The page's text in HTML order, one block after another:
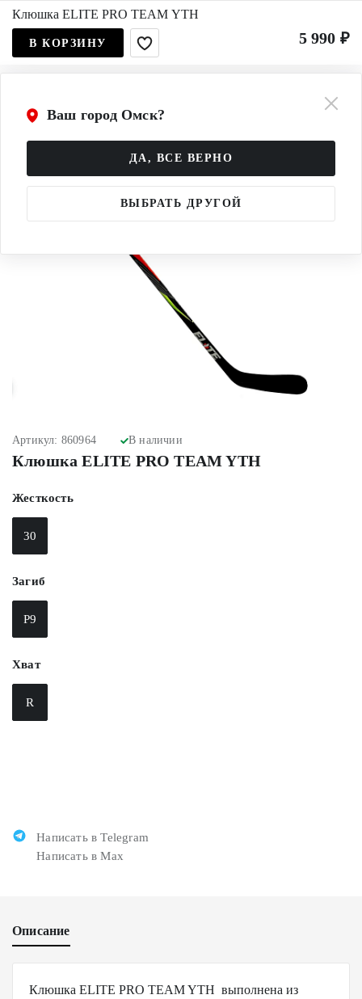
Ваш город Омск?
ДА, ВСЕ ВЕРНО
ВЫБРАТЬ ДРУГОЙ
Артикул: 860964 В наличии
Клюшка ELITE PRO TEAM YTH
Жесткость
30
Загиб
P9
Хват
R
Написать в Telegram
Написать в Max
Описание
Клюшка ELITE PRO TEAM YTH выполнена из
Клюшка ELITE PRO TEAM YTH
5 990 ₽
В КОРЗИНУ